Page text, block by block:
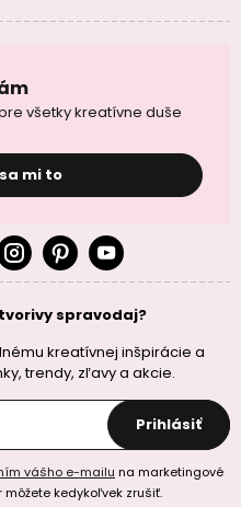
všetky kreatívne duše
mi to
spravodaj?
kreatívnej inšpirácie a
trendy, zľavy a akcie.
Prihlásiť
vášho e-mailu na marketingové
môžete kedykoľvek zrušiť.